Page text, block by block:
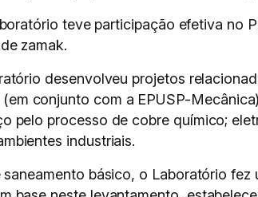
teve participação efetiva no
zamak.
desenvolveu projetos
conjunto com a EPUSP-
pelo processo de cobre químico;
industriais.
básico, o Laboratório